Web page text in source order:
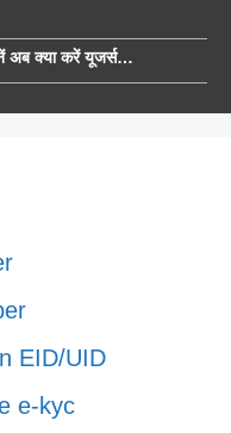
अब क्या करें यूजर्स…
EID/UID
e-kyc